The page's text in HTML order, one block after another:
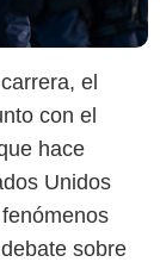
el
con el
hace
Unidos
sobre